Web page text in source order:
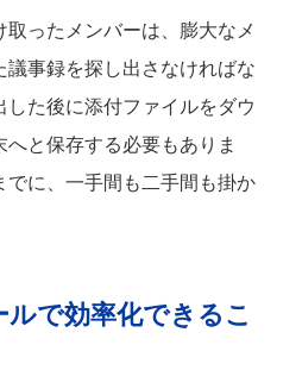
取ったメンバーは、膨大なメ
議事録を探し出さなければな
した後に添付ファイルをダウ
と保存する必要もありま
でに、一手間も二手間も掛か
で効率化できるこ